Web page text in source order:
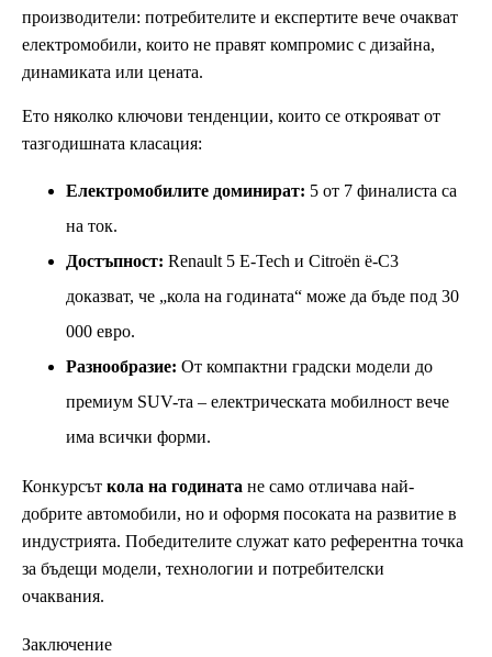
производители: потребителите и експертите вече очакват
електромобили, които не правят компромис с дизайна,
динамиката или цената.
Ето няколко ключови тенденции, които се открояват от
тазгодишната класация:
Електромобилите доминират: 5 от 7 финалиста са
на ток.
Достъпност: Renault 5 E-Tech и Citroën ë-C3
доказват, че „кола на годината“ може да бъде под 30
000 евро.
Разнообразие: От компактни градски модели до
премиум SUV-та – електрическата мобилност вече
има всички форми.
Конкурсът кола на годината не само отличава най-
добрите автомобили, но и оформя посоката на развитие в
индустрията. Победителите служат като референтна точка
за бъдещи модели, технологии и потребителски
очаквания.
Заключение